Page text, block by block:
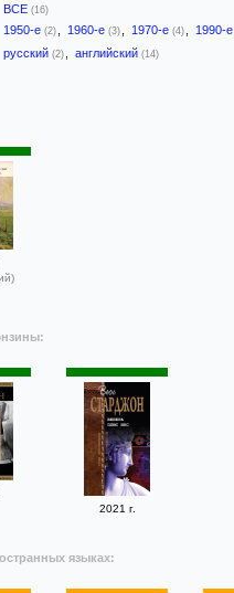
ВСЕ (16)
1950-е (2) 1960-е (3) 1970-е (4) 1990-е
русский (2) английский (14)
2021 г.
языках: